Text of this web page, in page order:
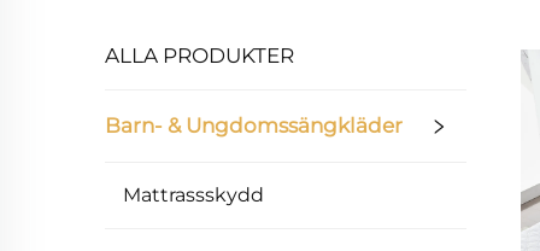
ALLA PRODUKTER
Barn- & Ungdomssängkläder
Mattrassskydd